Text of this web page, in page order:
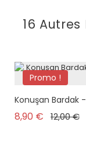
16
Promo !
Konuşan Bardak
8,90 € Prix de
12,00 €